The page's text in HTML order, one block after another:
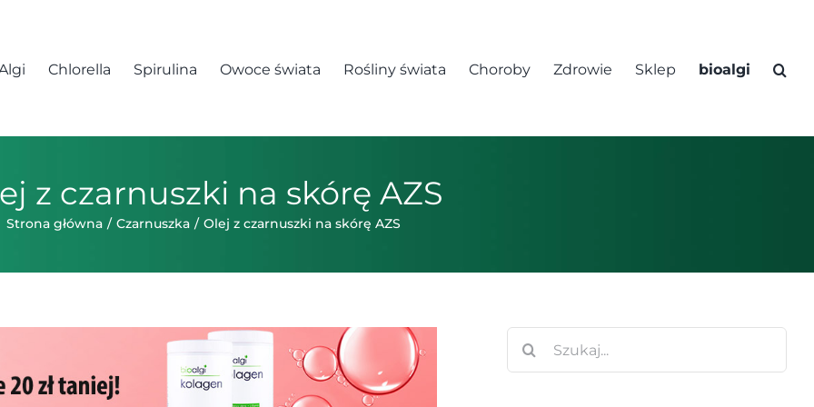
Chlorella Spirulina Owoce świata Rośliny świata Choroby Zdrowie Sklep bioalgi
z czarnuszki na skórę AZS
Strona główna Czarnuszka Olej z czarnuszki na skórę AZS